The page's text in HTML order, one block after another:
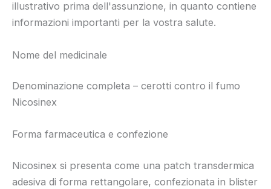
illustrativo prima dell'assunzione, in quanto contiene
informazioni importanti per la vostra salute.
Nome del medicinale
Denominazione completa – cerotti contro il fumo
Nicosinex
Forma farmaceutica e confezione
Nicosinex si presenta come una patch transdermica
adesiva di forma rettangolare, confezionata in blister